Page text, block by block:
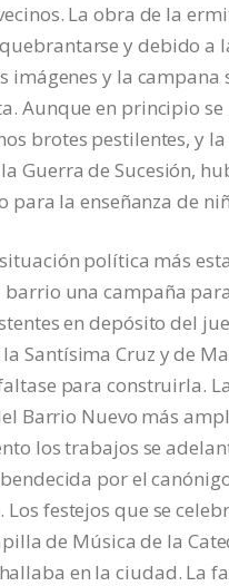
La obra de la
y debido a
imágenes y la
Aunque en principio
brotes pestilentes, y
Guerra de Sucesión,
la enseñanza de
política más
una campaña
en depósito del
Santísima Cruz y de
para construirla.
Barrio Nuevo más
los trabajos se
por el
festejos que se
de Música de la
en la ciudad. La